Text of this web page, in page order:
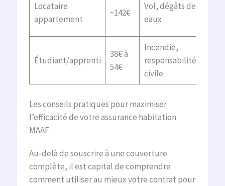
Locataire
appartement
~142€
Vol, dégâts des
eaux
Étudiant/apprenti
38€ à
54€
Incendie,
responsabilité
civile
Les conseils pratiques pour maximiser
l’efficacité de votre assurance habitation
MAAF
Au-delà de souscrire à une couverture
complète, il est capital de comprendre
comment utiliser au mieux votre contrat pour